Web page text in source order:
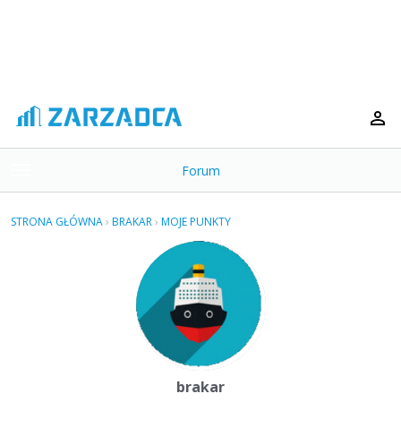
o
g
Forum
STRONA GŁÓWNA› BRAKAR› MOJE PUNKTY
brakar